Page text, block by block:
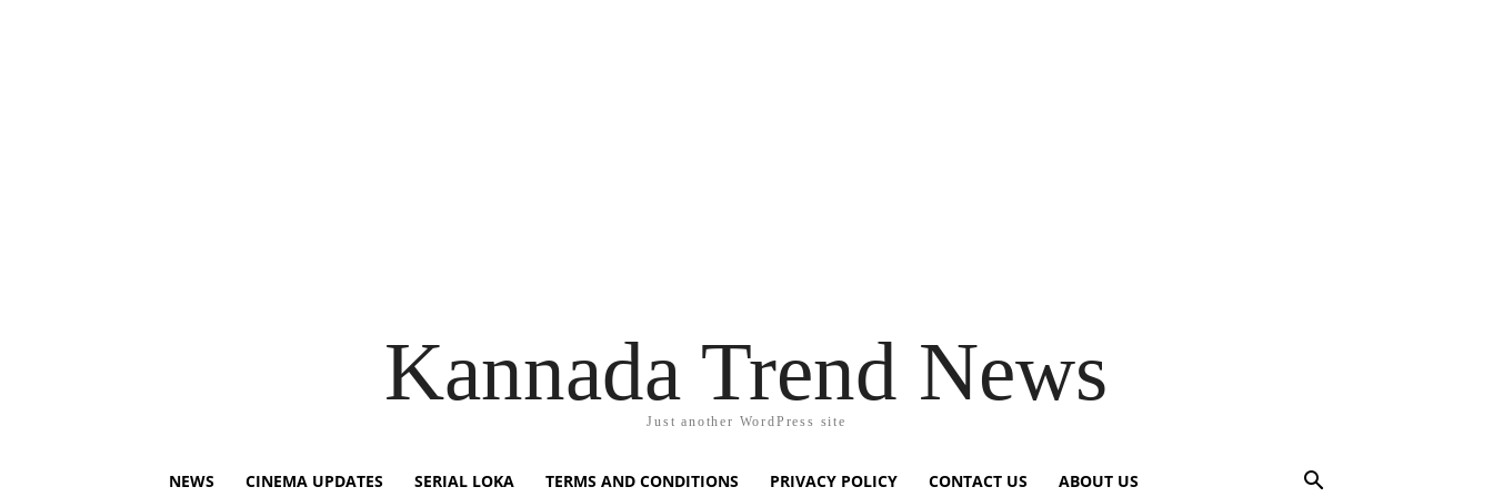
Kannada Trend News
Just another WordPress site
NEWS CINEMA UPDATES SERIAL LOKA TERMS AND CONDITIONS PRIVACY POLICY CONTACT US ABOUT US